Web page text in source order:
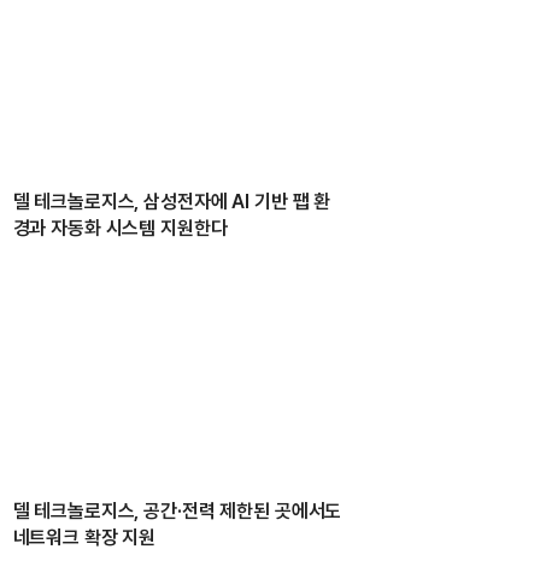
델 테크놀로지스, 삼성전자에 AI 기반 팹 환
경과 자동화 시스템 지원한다
델 테크놀로지스, 공간·전력 제한된 곳에서도
네트워크 확장 지원